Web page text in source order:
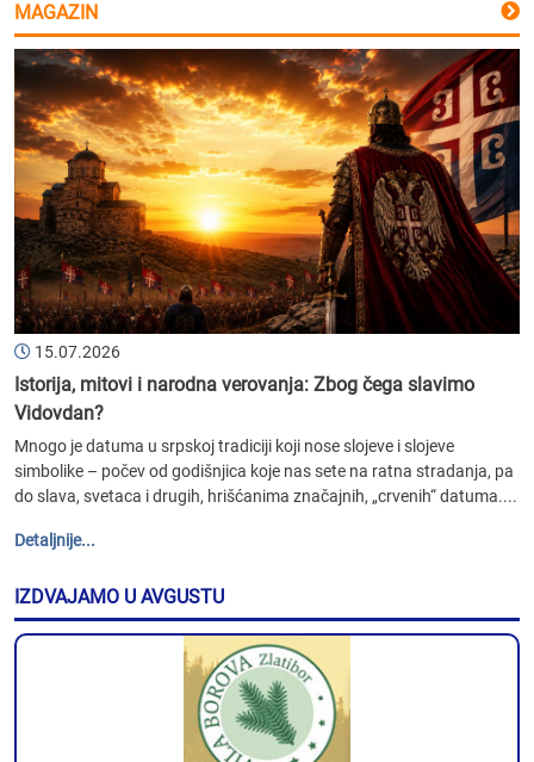
MAGAZIN
15.07.2026
Istorija, mitovi i narodna verovanja: Zbog čega slavimo
Vidovdan?
Mnogo je datuma u srpskoj tradiciji koji nose slojeve i slojeve
simbolike – počev od godišnjica koje nas sete na ratna stradanja, pa
do slava, svetaca i drugih, hrišćanima značajnih, „crvenih“ datuma....
Detaljnije...
IZDVAJAMO U AVGUSTU